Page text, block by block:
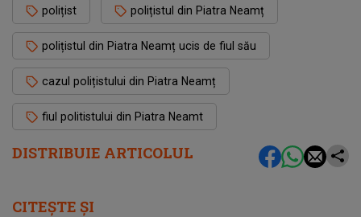
DISTRIBUIE ARTICOLUL
polițist polițistul din Piatra Neamț
polițistul din Piatra Neamț ucis de fiul său
cazul polițistului din Piatra Neamț
fiul politistului din Piatra Neamt
CITEȘTE ȘI